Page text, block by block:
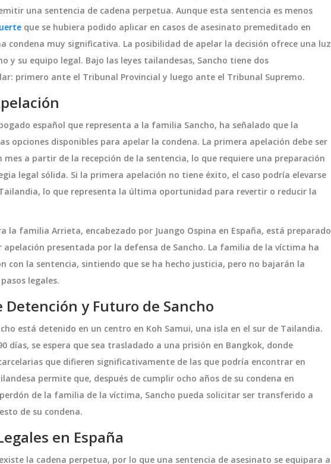
una sentencia de cadena perpetua. Aunque esta sentencia es menos
que se hubiera podido aplicar en casos de asesinato premeditado en
condena muy significativa. La posibilidad de apelar la decisión ofrece una luz
y su equipo legal. Bajo las leyes tailandesas, Sancho tiene dos
primero ante el Tribunal Provincial y luego ante el Tribunal Supremo.
español que representa a la familia Sancho, ha señalado que la
opciones disponibles para apelar la condena. La primera apelación debe ser
a partir de la recepción de la sentencia, lo que requiere una preparación
legal sólida. Si la primera apelación no tiene éxito, el caso podría elevarse
lo que representa la última oportunidad para revertir o reducir la
la familia Arrieta, encabezado por Juango Ospina en España, está preparado
presentada por la defensa de Sancho. La familia de la víctima ha
con la sentencia, sintiendo que se ha hecho justicia, pero no bajarán la
legales.
Detención y Futuro de Sancho
está detenido en un centro en Koh Samui, una isla en el sur de Tailandia.
días, se espera que sea trasladado a una prisión en Bangkok, donde
que difieren significativamente de las que podría encontrar en
permite que, después de cumplir ocho años de su condena en
de la familia de la víctima, Sancho pueda solicitar ser transferido a
de su condena.
en España
la cadena perpetua, por lo que una sentencia de asesinato se equipara a
de Santa Rosa:
de Santa Rosa se asocia
DEPORTES
Franco Colapinto termina 16.º en